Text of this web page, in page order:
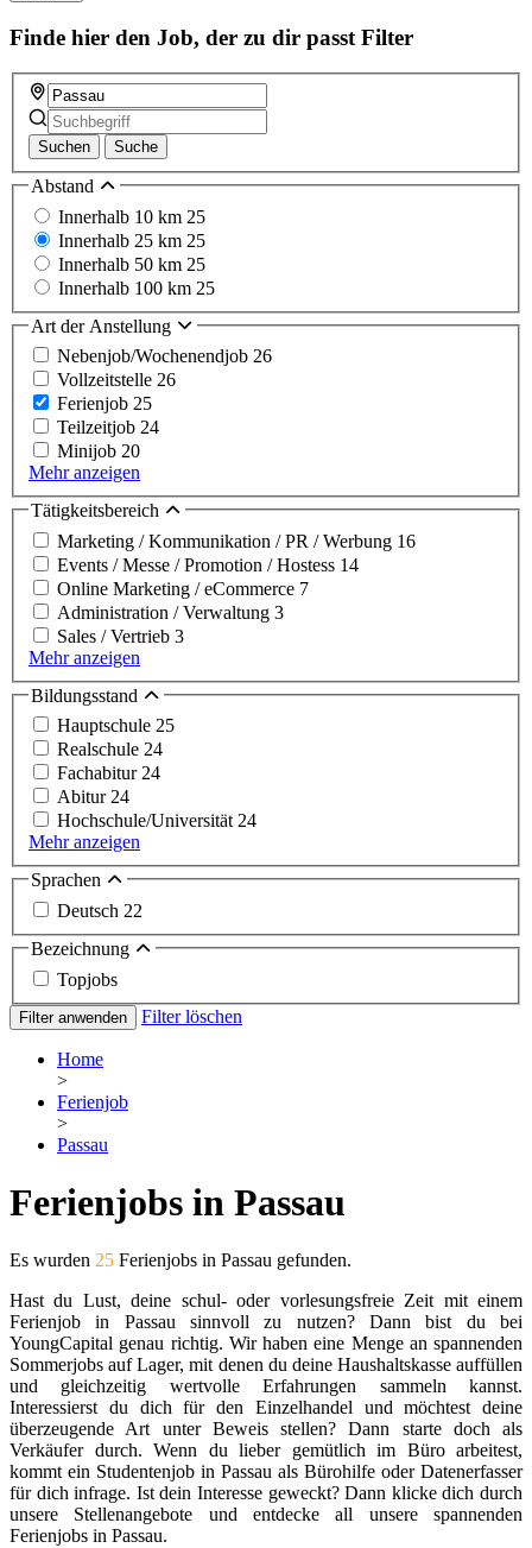
Finde hier den Job, der zu dir passt Filter
Suchen Suche
Abstand
Innerhalb 10 km 25
Innerhalb 25 km 25
Innerhalb 50 km 25
Innerhalb 100 km 25
Art der Anstellung
Nebenjob/Wochenendjob 26
Vollzeitstelle 26
Ferienjob 25
Teilzeitjob 24
Minijob 20
Mehr anzeigen
Tätigkeitsbereich
Marketing / Kommunikation / PR / Werbung 16
Events / Messe / Promotion / Hostess 14
Online Marketing / eCommerce 7
Administration / Verwaltung 3
Sales / Vertrieb 3
Mehr anzeigen
Bildungsstand
Hauptschule 25
Realschule 24
Fachabitur24
Abitur24
Hochschule/Universität24
Mehr anzeigen
Sprachen
Deutsch 22
Bezeichnung
Topjobs
Filter anwenden Filter löschen
Home
>
Ferienjob
>
Passau
Ferienjobs in Passau
Es wurden 25 Ferienjobs in Passau gefunden.
Hast du Lust, deine schul- oder vorlesungsfreie Zeit mit einem
Ferienjob in Passau sinnvoll zu nutzen? Dann bist du bei
YoungCapital genau richtig. Wir haben eine Menge an spannenden
Sommerjobs auf Lager, mit denen du deine Haushaltskasse auffüllen
und gleichzeitig wertvolle Erfahrungen sammeln kannst.
Interessierst du dich für den Einzelhandel und möchtest deine
überzeugende Art unter Beweis stellen? Dann starte doch als
Verkäufer durch. Wenn du lieber gemütlich im Büro arbeitest,
kommt ein Studentenjob in Passau als Bürohilfe oder Datenerfasser
für dich infrage. Ist dein Interesse geweckt? Dann klicke dich durch
unsere Stellenangebote und entdecke all unsere spannenden
Ferienjobs in Passau.